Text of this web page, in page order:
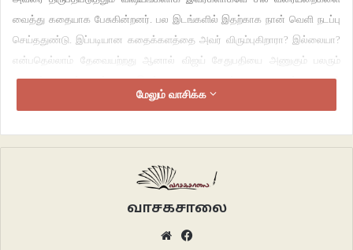
வைத்து கதையாக பேசுகின்றனர். பல இடங்களில் இதற்காக நான் வெளி நடப்பு
செய்ததுண்டு. இப்படியான கதைக்களத்தை அவர் விரும்புகிறாரா? இல்லையா?
என்பதெல்லாம் தேவையற்றது ஆனால் விஜய் சேதுபதியை அணுகும் பலரும்
முதலில் அவரின் ரசிகர்களாக இருந்து தனி மனிதனாய் அவரை நேசித்து ஆனால்
படைப்பாளியாய் பல நேரங்களில் தவற விடுகின்றனர் என்பதே உண்மை..
ஆனால் அதில் ஒரு நேர்மை இருக்க வேண்டும் . பிரியாணிக்காக
காத்திருப்பவனை பசிக்க விட்டு, தயிர் சாதம் கொடுப்பது போல இருந்தது இந்த
ரீதியில் காமெடி HORROR ஆக இந்த படம் இருக்குமோ என நினைத்தாலும்
மேலும் வாசிக்க
வாசகசாலை
Website